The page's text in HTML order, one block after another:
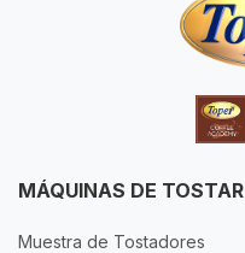
MÁQUINAS DE TOSTAR
Muestra de Tostadores